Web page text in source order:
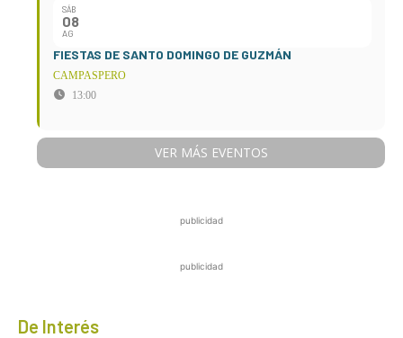
SÁB
08
AG
FIESTAS DE SANTO DOMINGO DE GUZMÁN
CAMPASPERO
13:00
VER MÁS EVENTOS
publicidad
publicidad
De Interés